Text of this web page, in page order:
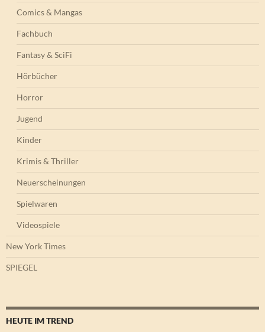
Comics & Mangas
Fachbuch
Fantasy & SciFi
Hörbücher
Horror
Jugend
Kinder
Krimis & Thriller
Neuerscheinungen
Spielwaren
Videospiele
New York Times
SPIEGEL
HEUTE IM TREND